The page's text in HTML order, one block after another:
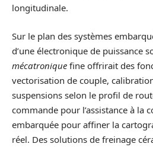
longitudinale.
Sur le plan des systèmes
d’une électronique de puissance
mécatronique fine offrirait des
vectorisation de couple,
suspensions selon le profil de
commande pour l’assistance à la
embarquée pour affiner la
réel. Des solutions de freinage